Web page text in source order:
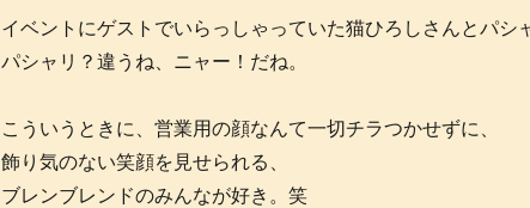
イベントにゲストでいらっしゃっていた猫ひろしさんとパシ
パシャリ？違うね、ニャー！だね。
こういうときに、営業用の顔なんて一切チラつかせずに、
飾り気のない笑顔を見せられる、
ブレンブレンドのみんなが好き。笑